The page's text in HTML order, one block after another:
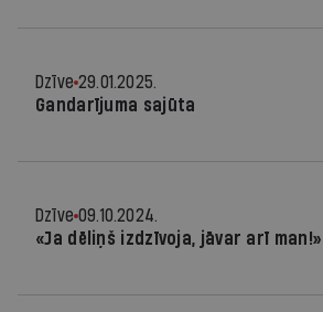
Dzīve 29.01.2025.
Gandarījuma sajūta
Dzīve 09.10.2024.
«Ja dēliņš izdzīvoja, jāvar arī man!»